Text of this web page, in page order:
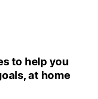
to help you
at home